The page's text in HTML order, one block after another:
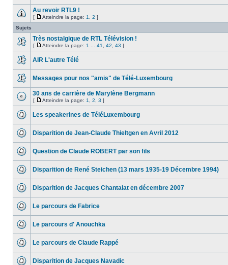
Au revoir RTL9 !
[ Atteindre la page: 1 2 ]
Sujets
Très nostalgique de RTL Télévision !
[ Atteindre la page: 1 41 42 43 ]
AIR L'autre Télé
Messages pour nos "amis" de Télé-Luxembourg
30 ans de carrière de Marylène Bergmann
[ Atteindre la page: 1 2 3 ]
Les speakerines de TéléLuxembourg
Disparition de Jean-Claude Thieltgen en Avril 2012
Question de Claude ROBERT par son fils
Disparition de René Steichen (13 mars 1935-19 Décembre 1994)
Disparition de Jacques Chantalat en décembre 2007
Le parcours de Fabrice
Le parcours d' Anouchka
Le parcours de Claude Rappé
Disparition de Jacques Navadic